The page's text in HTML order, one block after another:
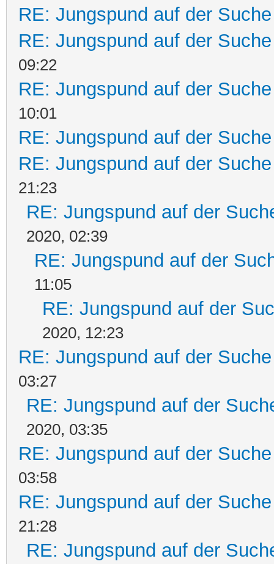
RE: Jungspund auf der
RE: Jungspund auf der
09:22
RE: Jungspund auf der
10:01
RE: Jungspund auf der
RE: Jungspund auf der
21:23
RE: Jungspund auf der
2020, 02:39
RE: Jungspund auf der
11:05
RE: Jungspund auf der
2020, 12:23
RE: Jungspund auf der
03:27
RE: Jungspund auf der
2020, 03:35
RE: Jungspund auf der
03:58
RE: Jungspund auf der
21:28
RE: Jungspund auf der